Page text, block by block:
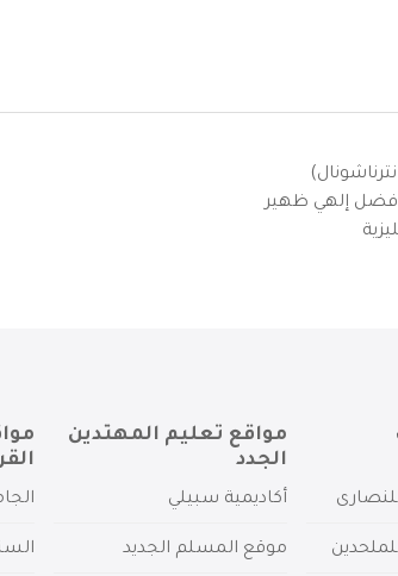
فضل إلهي ظهير
مواقع تعليم المهتدين
الجدد
أكاديمية سبيلي
موقع المسلم الجديد